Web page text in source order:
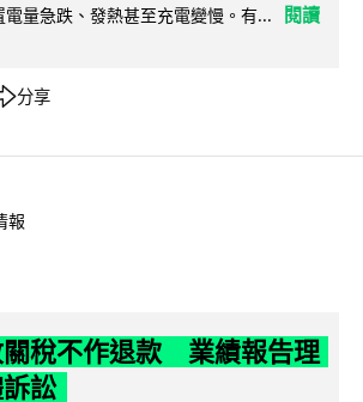
量急跌、發熱甚至充電變慢。有...
閱讀
分享
報
關稅不作退款 業績報告理
訟